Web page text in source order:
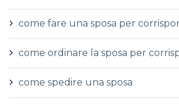
come fare una sposa per
come ordinare la sposa per
come spedire una sposa